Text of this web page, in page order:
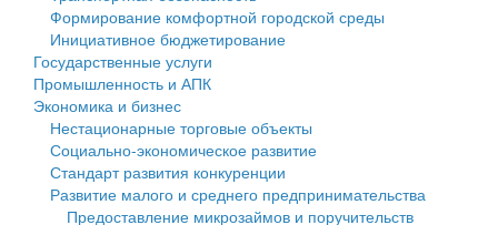
Государственные услуги
Промышленность и АПК
Экономика и бизнес
Символика
Устав
Гостям округа
Туризм
Культура
муниципального округа Тверской области
Администрация Кашинского муниципального округа
Тверской области
Управление сельскими территориями
Открытые данные
Финансовое управление
Бюджет для граждан
Имущество
Выявление правообладателей ранее учтенных
объектов недвижимости
Формирование комфортной городской среды
Инициативное бюджетирование
Государственные услуги
Промышленность и АПК
Экономика и бизнес
Нестационарные торговые объекты
Социально-экономическое развитие
Стандарт развития конкуренции
Развитие малого и среднего предпринимательства
Предоставление микрозаймов и поручительств